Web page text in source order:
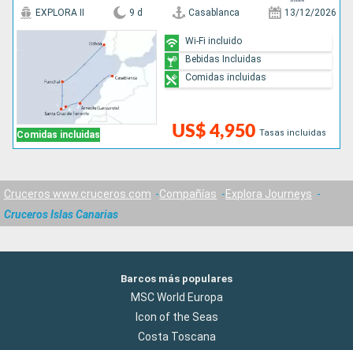
Comidas incluidas
EXPLORA II 9 d Casablanca 13/12/2026
US$ 4,950 Tasas incluidas
Wi-Fi incluido
Bebidas Incluidas
Comidas incluidas
Cruceros www.cruceros.com Compañías
Explora Journeys
Cruceros Islas Canarias
Barcos más populares
MSC World Europa
Icon of the Seas
Costa Toscana